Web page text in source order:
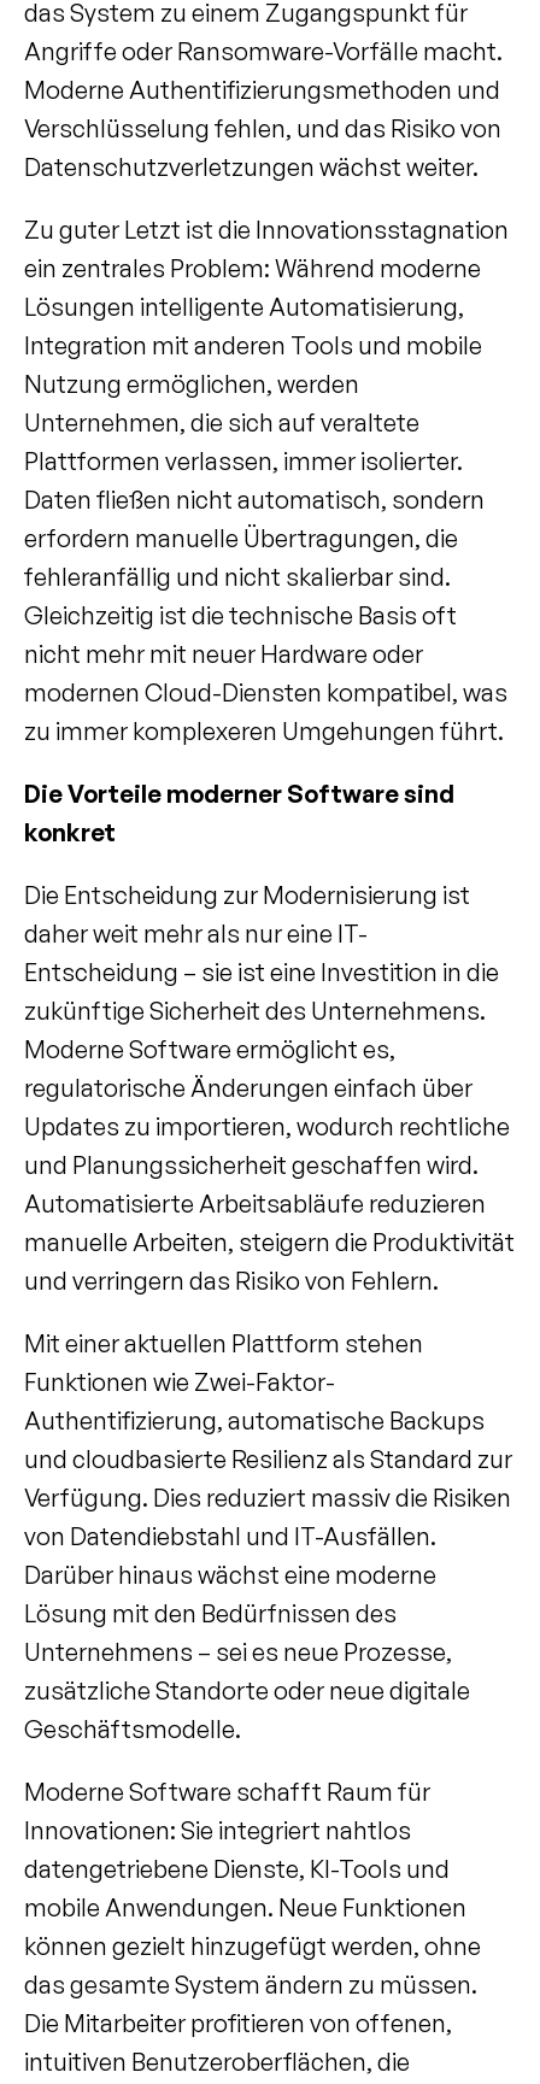
das System zu einem Zugangspunkt für
Angriffe oder Ransomware-Vorfälle macht.
Moderne Authentifizierungsmethoden und
Verschlüsselung fehlen, und das Risiko von
Datenschutzverletzungen wächst weiter.
Zu guter Letzt ist die Innovationsstagnation
ein zentrales Problem: Während moderne
Lösungen intelligente Automatisierung,
Integration mit anderen Tools und mobile
Nutzung ermöglichen, werden
Unternehmen, die sich auf veraltete
Plattformen verlassen, immer isolierter.
Daten fließen nicht automatisch, sondern
erfordern manuelle Übertragungen, die
fehleranfällig und nicht skalierbar sind.
Gleichzeitig ist die technische Basis oft
nicht mehr mit neuer Hardware oder
modernen Cloud-Diensten kompatibel, was
zu immer komplexeren Umgehungen führt.
Die Vorteile moderner Software sind
konkret
Die Entscheidung zur Modernisierung ist
daher weit mehr als nur eine IT-
Entscheidung – sie ist eine Investition in die
zukünftige Sicherheit des Unternehmens.
Moderne Software ermöglicht es,
regulatorische Änderungen einfach über
Updates zu importieren, wodurch rechtliche
und Planungssicherheit geschaffen wird.
Automatisierte Arbeitsabläufe reduzieren
manuelle Arbeiten, steigern die Produktivität
und verringern das Risiko von Fehlern.
Mit einer aktuellen Plattform stehen
Funktionen wie Zwei-Faktor-
Authentifizierung, automatische Backups
und cloudbasierte Resilienz als Standard zur
Verfügung. Dies reduziert massiv die Risiken
von Datendiebstahl und IT-Ausfällen.
Darüber hinaus wächst eine moderne
Lösung mit den Bedürfnissen des
Unternehmens – sei es neue Prozesse,
zusätzliche Standorte oder neue digitale
Geschäftsmodelle.
Moderne Software schafft Raum für
Innovationen: Sie integriert nahtlos
datengetriebene Dienste, KI-Tools und
mobile Anwendungen. Neue Funktionen
können gezielt hinzugefügt werden, ohne
das gesamte System ändern zu müssen.
Die Mitarbeiter profitieren von offenen,
intuitiven Benutzeroberflächen, die